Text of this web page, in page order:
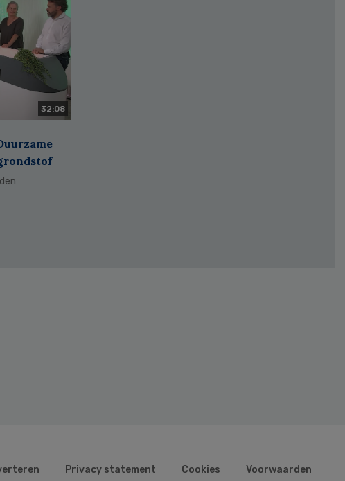
32:08
Privacy statement Cookies Voorwaarden